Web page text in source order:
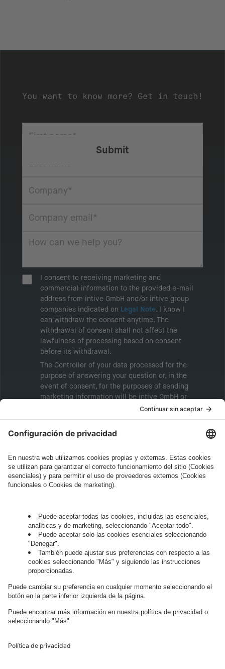
You want to know more? Get in touch!
I consent to receiving marketing and
commercial information to the provided e-mail
address from intive GmbH and/or intive group
companies indicated on Legal Note. I know I
can withdraw the consent anytime. The
withdrawal of consent shall not affect the
lawfulness of processing based on consent
before its withdrawal.
The Controller of your data processed for the
purpose of answering your question or, in the
event of consent, for the purposes of sending
marketing information will be intive GmbH or
another intive group company indicated in the
Legal Note, to whom the question relates or
who conducts marketing activities. More
information about processing and your rights in
Governance
Cookie Settings